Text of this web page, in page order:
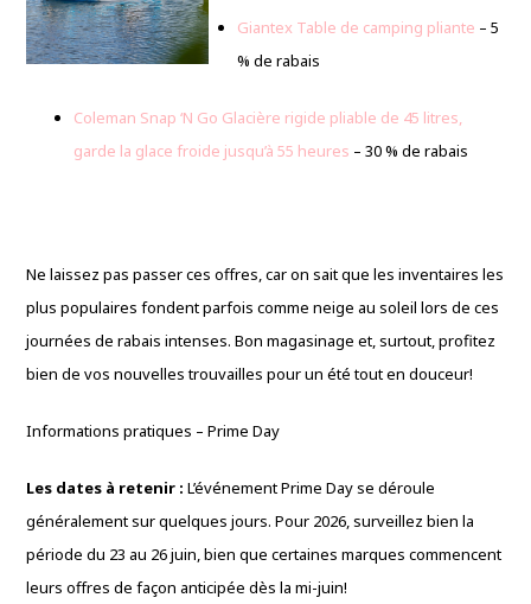
Giantex Table de camping pliante – 5
% de rabais
Coleman Snap ‘N Go Glacière rigide pliable de 45 litres,
garde la glace froide jusqu’à 55 heures – 30 % de rabais
Ne laissez pas passer ces offres, car on sait que les inventaires les
plus populaires fondent parfois comme neige au soleil lors de ces
journées de rabais intenses. Bon magasinage et, surtout, profitez
bien de vos nouvelles trouvailles pour un été tout en douceur!
Informations pratiques – Prime Day
Les dates à retenir : L’événement Prime Day se déroule
généralement sur quelques jours. Pour 2026, surveillez bien la
période du 23 au 26 juin, bien que certaines marques commencent
leurs offres de façon anticipée dès la mi-juin!